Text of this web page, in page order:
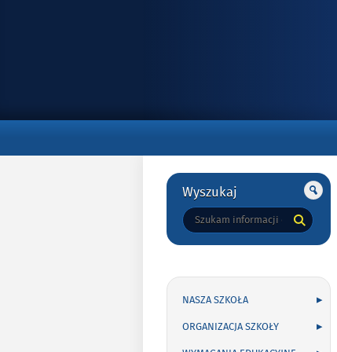
Gorne
Wyszukaj
Tutaj
wpisz
NASZA SZKOŁA
ORGANIZACJA SZKOŁY